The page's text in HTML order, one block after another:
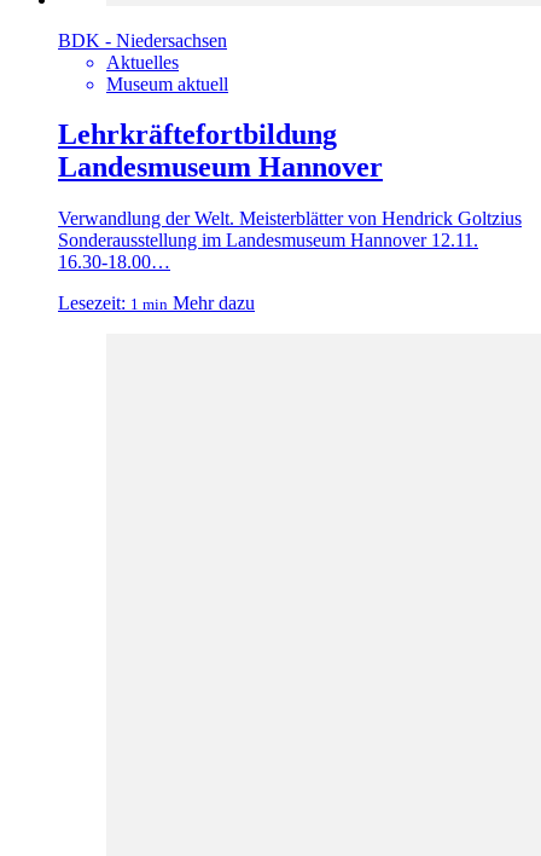
BDK - Niedersachsen
Aktuelles
Museum aktuell
Lehrkräftefortbildung
Landesmuseum Hannover
Verwandlung der Welt. Meisterblätter von Hendrick Goltzius
Sonderausstellung im Landesmuseum Hannover 12.11.
16.30-18.00…
Lesezeit: 1 min Mehr dazu